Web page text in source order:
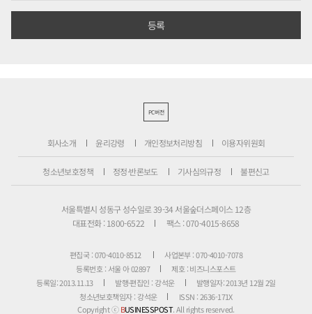
PC버전
회사소개 윤리강령 개인정보처리방침 이용자위원회
청소년보호정책 정정·반론보도 기사심의규정 불편신고
서울특별시 성동구 성수일로 39-34 서울숲더스페이스 12층
대표전화 : 1800-6522
팩스 : 070-4015-8658
편집국 : 070-4010-8512
사업본부 : 070-4010-7078
등록번호 : 서울 아 02897
제호 : 비즈니스포스트
등록일: 2013.11.13
발행·편집인 : 강석운
발행일자: 2013년 12월 2일
청소년보호책임자 : 강석운
ISSN : 2636-171X
Copyright ⓒBUSINESSPOST. All rights reserved.